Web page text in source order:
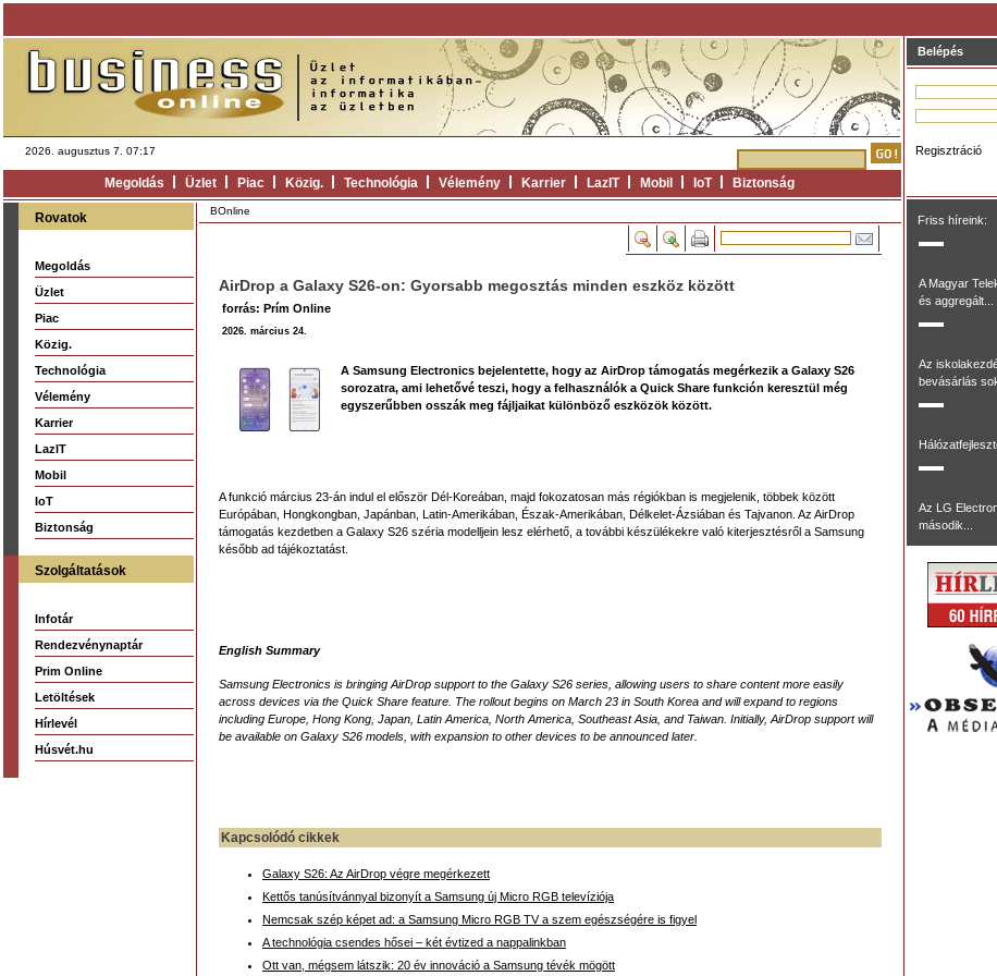
2026. augusztus 7. 07:17
Megoldás Üzlet Piac Közig. Technológia Vélemény Karrier LazIT Mobil IoT Biztonság
Rovatok
Megoldás
Üzlet
Piac
Közig.
Technológia
Vélemény
Karrier
LazIT
Mobil
IoT
Biztonság
Szolgáltatások
Infotár
Rendezvénynaptár
Prim Online
Letöltések
Hírlevél
Húsvét.hu
BOnline
AirDrop a Galaxy S26-on: Gyorsabb megosztás minden eszköz között
forrás: Prím Online
2026. március 24.
A Samsung Electronics bejelentette, hogy az AirDrop támogatás megérkezik a Galaxy S26
sorozatra, ami lehetővé teszi, hogy a felhasználók a Quick Share funkción keresztül még
egyszerűbben osszák meg fájljaikat különböző eszközök között.
A funkció március 23-án indul el először Dél-Koreában, majd fokozatosan más régiókban is megjelenik, többek között
Európában, Hongkongban, Japánban, Latin-Amerikában, Észak-Amerikában, Délkelet-Ázsiában és Tajvanon. Az AirDrop
támogatás kezdetben a Galaxy S26 széria modelljein lesz elérhető, a további készülékekre való kiterjesztésről a Samsung
később ad tájékoztatást.
English Summary
Samsung Electronics is bringing AirDrop support to the Galaxy S26 series, allowing users to share content more easily
across devices via the Quick Share feature. The rollout begins on March 23 in South Korea and will expand to regions
including Europe, Hong Kong, Japan, Latin America, North America, Southeast Asia, and Taiwan. Initially, AirDrop support will
be available on Galaxy S26 models, with expansion to other devices to be announced later.
Kapcsolódó cikkek
Galaxy S26: Az AirDrop végre megérkezett
Kettős tanúsítvánnyal bizonyít a Samsung új Micro RGB televíziója
Nemcsak szép képet ad: a Samsung Micro RGB TV a szem egészségére is figyel
A technológia csendes hősei – két évtized a nappalinkban
Ott van, mégsem látszik: 20 év innováció a Samsung tévék mögött
Belépés
Regisztráció
Friss híreink:
A Magyar
és aggregált...
Az
bevásárlás
Az LG
második...